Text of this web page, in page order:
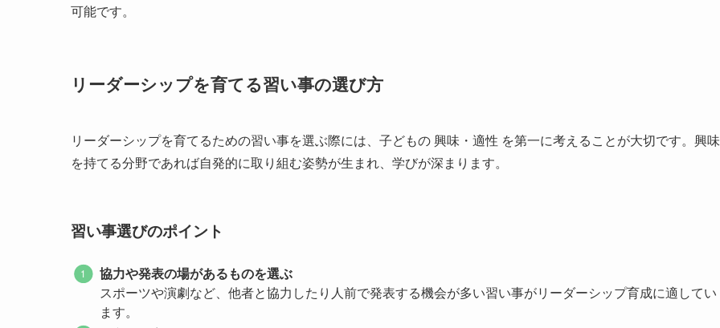
可能です。
リーダーシップを育てる習い事の選び方
リーダーシップを育てるための習い事を選ぶ際には、子どもの 興味・適性 を第一に考えることが大切です。興味
を持てる分野であれば自発的に取り組む姿勢が生まれ、学びが深まります。
習い事選びのポイント
協力や発表の場があるものを選ぶ
スポーツや演劇など、他者と協力したり人前で発表する機会が多い習い事がリーダーシップ育成に適してい
ます。